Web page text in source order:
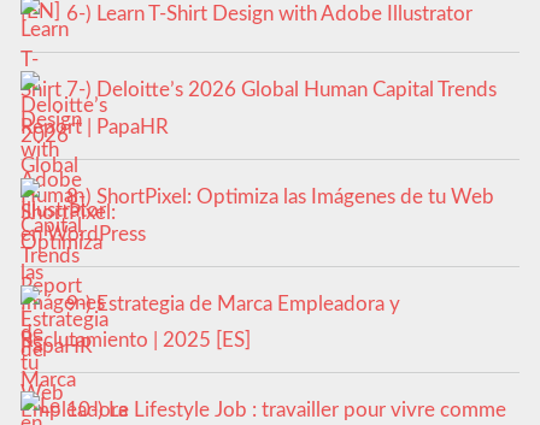
6-) Learn T-Shirt Design with Adobe Illustrator
7-) Deloitte’s 2026 Global Human Capital Trends
Report | PapaHR
8-) ShortPixel: Optimiza las Imágenes de tu Web
en WordPress
9-) Estrategia de Marca Empleadora y
Reclutamiento | 2025 [ES]
10-) Le Lifestyle Job : travailler pour vivre comme